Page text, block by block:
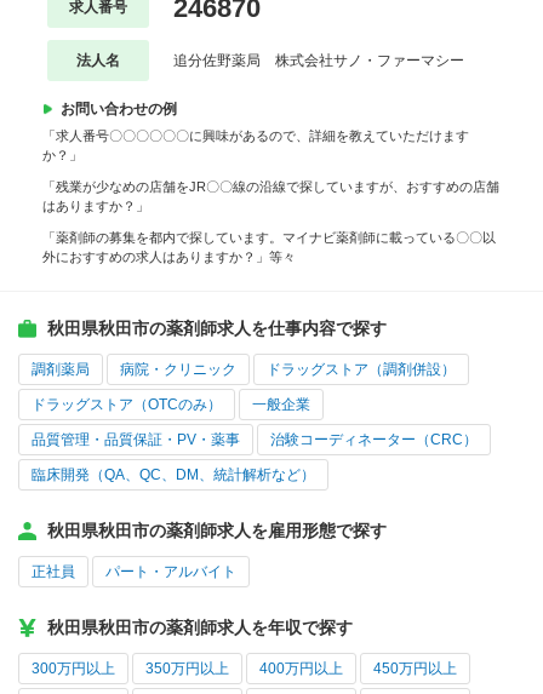
求人番号 246870
法人名 追分佐野薬局 株式会社サノ・ファーマシー
お問い合わせの例
「求人番号〇〇〇〇〇〇に興味があるので、詳細を教えていただけます
か？」
「残業が少なめの店舗をJR〇〇線の沿線で探していますが、おすすめの店舗
はありますか？」
「薬剤師の募集を都内で探しています。マイナビ薬剤師に載っている〇〇以
外におすすめの求人はありますか？」等々
秋田県秋田市の薬剤師求人を仕事内容で探す
調剤薬局 病院・クリニック ドラッグストア（調剤併設）
ドラッグストア（OTCのみ） 一般企業
品質管理・品質保証・PV・薬事 治験コーディネーター（CRC）
臨床開発（QA、QC、DM、統計解析など）
秋田県秋田市の薬剤師求人を雇用形態で探す
正社員 パート・アルバイト
秋田県秋田市の薬剤師求人を年収で探す
300万円以上 350万円以上 400万円以上 450万円以上